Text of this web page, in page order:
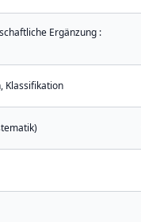
Ergänzung :
Klassifikation